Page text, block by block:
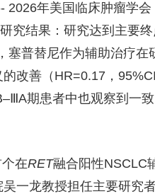
2026年美国临床肿瘤学
究结果：研究达到主要
塞普替尼作为辅助治疗
改善（HR=0.17，
期患者中也观察到一
在RET融合阳性NSCLC
一龙教授担任主要研究